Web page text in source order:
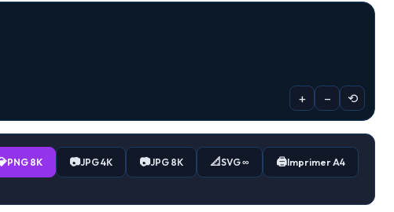
+ − ⟲
PNG 8K 📷JPG 4K 📷JPG 8K 📐SVG ∞ 🖨️Imprimer A4